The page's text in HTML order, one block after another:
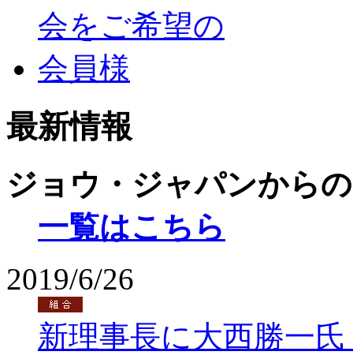
最新情報
ジョウ・ジャパンから
一覧はこちら
2019/6/26
新理事長に大西勝一